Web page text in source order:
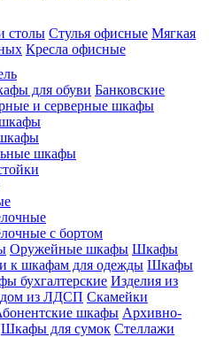
столы Стулья офисные Мягкая
Кресла офисные
для обуви Банковские
и серверные шкафы
шкафы
с бортом
Оружейные шкафы Шкафы
к шкафам для одежды Шкафы
бухгалтерские Изделия из
из ЛДСП Скамейки
шкафы Архивно-
Шкафы для сумок Стеллажи